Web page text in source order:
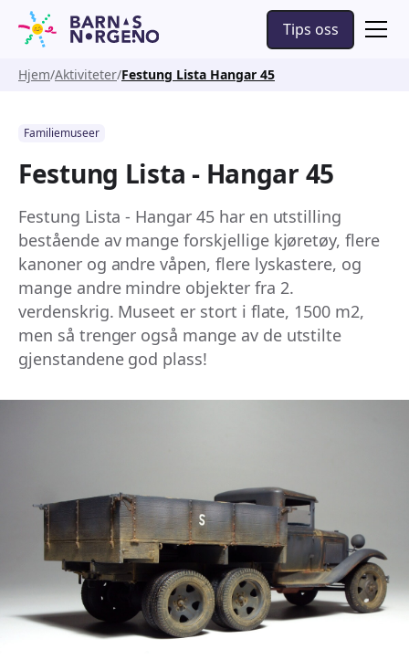
Tips oss
Hjem Aktiviteter Festung Lista Hangar 45
Familiemuseer
Festung Lista - Hangar 45
Festung Lista - Hangar 45 har en utstilling
bestående av mange forskjellige kjøretøy, flere
kanoner og andre våpen, flere lyskastere, og
mange andre mindre objekter fra 2.
verdenskrig. Museet er stort i flate, 1500 m2,
men så trenger også mange av de utstilte
gjenstandene god plass!